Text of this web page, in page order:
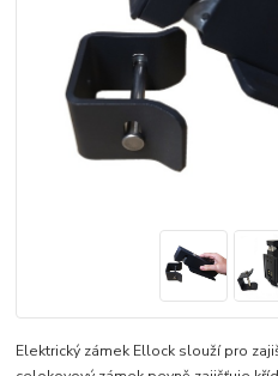
Elektrický zámek Ellock slouží pro